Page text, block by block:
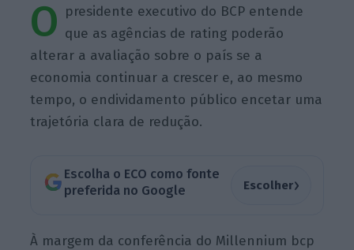
O presidente executivo do BCP entende
que as agências de rating poderão
alterar a avaliação sobre o país se a
economia continuar a crescer e, ao mesmo
tempo, o endividamento público encetar uma
trajetória clara de redução.
Escolha o ECO como fonte
preferida no Google
Escolher›
À margem da conferência do Millennium bcp